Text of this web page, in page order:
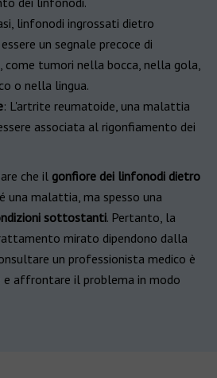
linfonodi ingrossati dietro
un segnale precoce di
come tumori nella bocca, nella gola,
o nella lingua.
: L'artrite reumatoide, una malattia
associata al rigonfiamento dei
che il gonfiore dei linfonodi dietro
una malattia, ma spesso una
sottostanti. Pertanto, la
mirato dipendono dalla
un professionista medico è
e affrontare il problema in modo